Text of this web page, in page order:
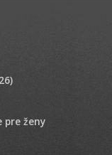
pre ženy